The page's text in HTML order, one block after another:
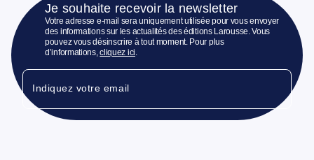
Je souhaite recevoir la newsletter
Votre adresse e-mail sera uniquement utilisée pour vous envoyer
des informations sur les actualités des éditions Larousse. Vous
pouvez vous désinscrire à tout moment. Pour plus
d’informations,cliquez ici
Indiquez votre email